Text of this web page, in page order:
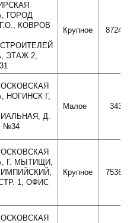
ГОРОД
КОВРОВ
ЭТАЖ 2,
Крупное
НОГИНСК Г,
Д.
№34
Малое
Г. МЫТИЩИ,
1, ОФИС
Крупное